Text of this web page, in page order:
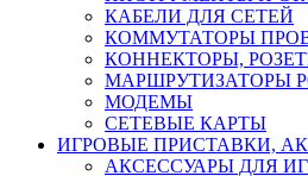
КАБЕЛИ ДЛЯ СЕТЕЙ
КОММУТАТОРЫ
КОННЕКТОРЫ,
МАРШРУТИЗАТОРЫ
МОДЕМЫ
СЕТЕВЫЕ КАРТЫ
ИГРОВЫЕ ПРИСТАВКИ,
АКСЕССУАРЫ ДЛЯ